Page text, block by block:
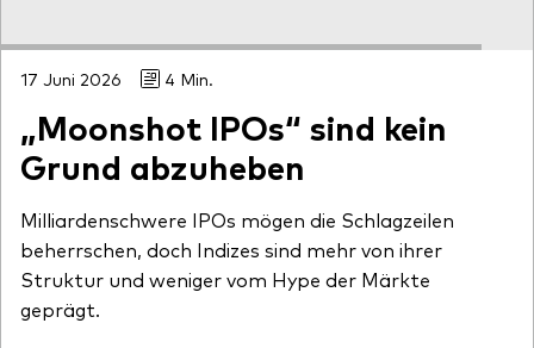
17 Juni 2026 4 Min.
„Moonshot IPOs“ sind kein
Grund abzuheben
Milliardenschwere IPOs mögen die Schlagzeilen
beherrschen, doch Indizes sind mehr von ihrer
Struktur und weniger vom Hype der Märkte
geprägt.